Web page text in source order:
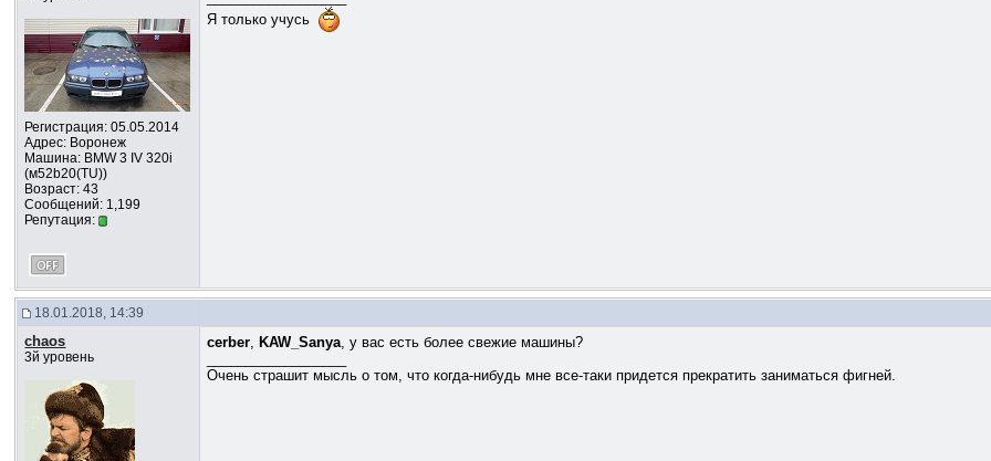
Регистрация: 05.05.2014
Адрес: Воронеж
Машина: BMW 3 IV 320i
(м52b20(TU))
Возраст: 43
Сообщений: 1,199
Репутация:
Я только учусь
18.01.2018, 14:39
chaos
3й уровень
cerber, KAW_Sanya, у вас есть более свежие машины?
Очень страшит мысль о том, что когда-нибудь мне все-таки придется прекратить заниматься фигней.